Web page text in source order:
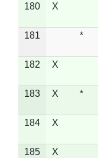
180 X
181 *
182 X
183 X *
184 X
185 X